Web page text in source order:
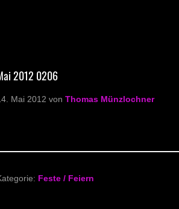
2012 0206
Mai 2012 von Thomas Münzlochner
Feste / Feiern